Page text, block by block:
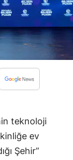
Çanakkale
Çankırı
Çorum
Denizli
Diyarbakır
Elazığ
Erzincan
teknoloji
ev
Şehir”